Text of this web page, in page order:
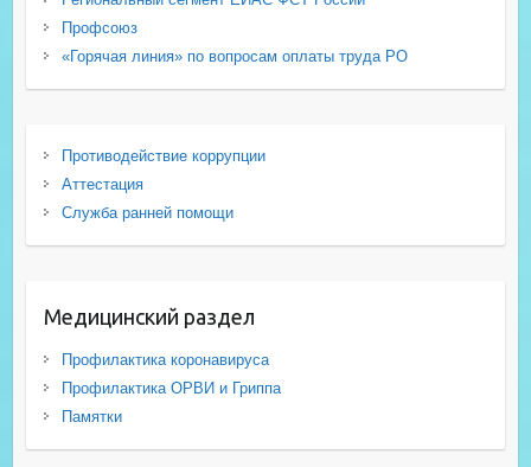
Профсоюз
«Горячая линия» по вопросам оплаты труда РО
Противодействие коррупции
Аттестация
Служба ранней помощи
Медицинский раздел
Профилактика коронавируса
Профилактика ОРВИ и Гриппа
Памятки